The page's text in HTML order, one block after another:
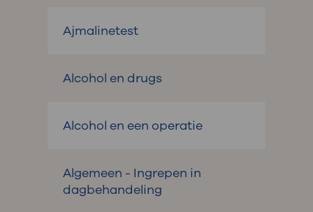
Ajmalinetest
Alcohol en drugs
Alcohol en een operatie
Algemeen - Ingrepen in
dagbehandeling